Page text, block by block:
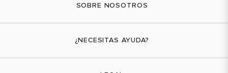
SOBRE NOSOTROS
¿NECESITAS AYUDA?